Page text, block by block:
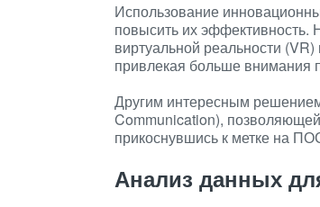
Использование
повысить их эффективность.
виртуальной реальности
привлекая больше внимания
Другим интересным
Communication),
прикоснувшись к метке на
Анализ данных